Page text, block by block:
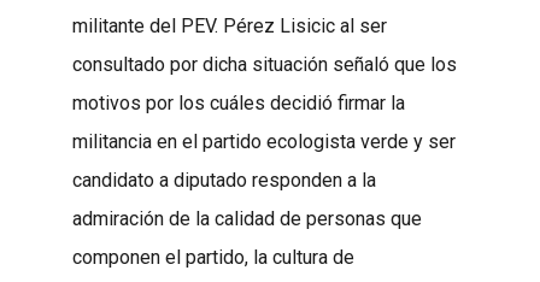
militante del PEV. Pérez Lisicic al ser
consultado por dicha situación señaló que los
motivos por los cuáles decidió firmar la
militancia en el partido ecologista verde y ser
candidato a diputado responden a la
admiración de la calidad de personas que
componen el partido, la cultura de